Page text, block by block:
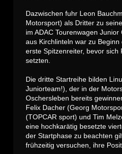
Dazwischen fuhr Leon
Motorsport) als Dritter zu
im ADAC Tourenwagen
aus Kirchlinteln war zu
erste Spitzenreiter, bevor sich
setzten.
Die dritte Startreihe bilden
Juniorteam!), der in der
Oschersleben bereits
Felix Dacher (Georg
(TOPCAR sport) und Tim
eine hochkarätig besetzte
der Startphase zu beachten
frühzeitig versuchen, ihre